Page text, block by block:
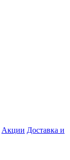
Акции Доставка и